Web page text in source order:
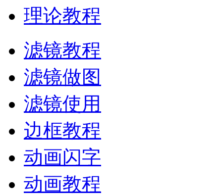
理论教程
滤镜教程
滤镜做图
滤镜使用
边框教程
动画闪字
动画教程